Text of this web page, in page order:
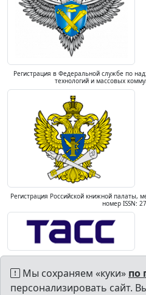
Регистрация в Федеральной службе по
технологий и массовых
Регистрация Российской книжной палаты,
номер ISSN:
Мы сохраняем «куки» по
персонализировать сайт.